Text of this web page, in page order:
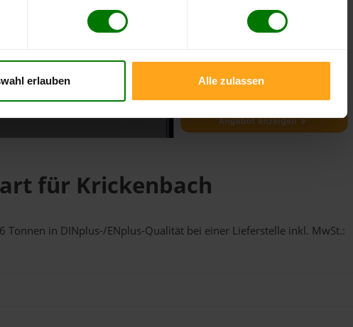
erlauben Alle zulassen
für Krickenbach
Tonnen in DINplus-/ENplus-Qualität bei einer Lieferstelle inkl. MwSt.: